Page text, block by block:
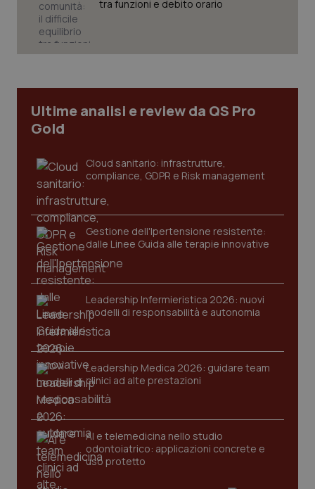
tra funzioni e debito orario
Ultime analisi e review da QS Pro
Gold
Cloud sanitario: infrastrutture,
compliance, GDPR e Risk management
Gestione dell'Ipertensione resistente:
dalle Linee Guida alle terapie innovative
Leadership Infermieristica 2026: nuovi
modelli di responsabilità e autonomia
Leadership Medica 2026: guidare team
clinici ad alte prestazioni
AI e telemedicina nello studio
odontoiatrico: applicazioni concrete e
uso protetto
.youtube.com
CookieScriptConsent
www.quotidianosanita.it
tracking-sites-ironfish-
tracking-enable